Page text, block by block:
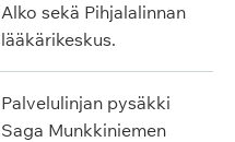
Alko sekä Pihjalalinnan
lääkärikeskus.
Palvelulinjan pysäkki
Saga Munkkiniemen